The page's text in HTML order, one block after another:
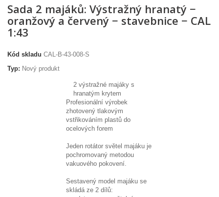
Sada 2 majáků: Výstražný hranatý −
oranžový a červený − stavebnice − CAL
1:43
Kód skladu CAL-B-43-008-S
Typ: Nový produkt
2 výstražné majáky s
hranatým krytem
Profesionální výrobek
zhotovený tlakovým
vstřikováním plastů do
ocelových forem
Jeden rotátor světel majáku je
pochromovaný metodou
vakuového pokovení.
Sestavený model majáku se
skládá ze 2 dílů: